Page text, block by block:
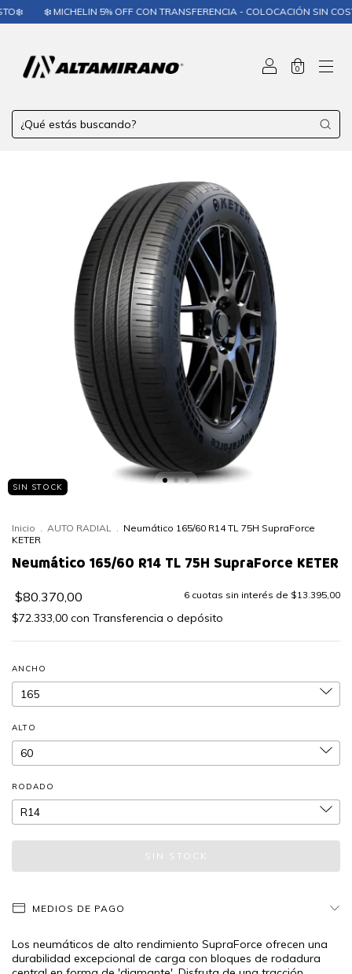
❄️ MICHELIN 5% OFF CON TRANSFERENCIA - COLOCACIÓN SIN
0
SIN STOCK
Inicio . AUTO RADIAL . Neumático 165/60 R14 TL 75H SupraForce
KETER
Neumático 165/60 R14 TL 75H SupraForce KETER
$80.370,00 6 cuotas sin interés de $13.395,00
$72.333,00 con Transferencia o depósito
ANCHO
ALTO
RODADO
MEDIOS DE PAGO
Los neumáticos de alto rendimiento SupraForce ofrecen una
durabilidad excepcional de carga con bloques de rodadura